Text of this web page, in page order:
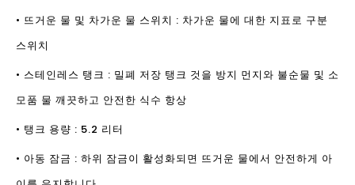
• 뜨거운 물 및 차가운 물 스위치 : 차가운 물에 대한 지표로 구분
스위치
• 스테인레스 탱크 : 밀폐 저장 탱크 것을 방지 먼지와 불순물 및 소
모품 물 깨끗하고 안전한 식수 항상
• 탱크 용량 : 5.2 리터
• 아동 잠금 : 하위 잠금이 활성화되면 뜨거운 물에서 안전하게 아